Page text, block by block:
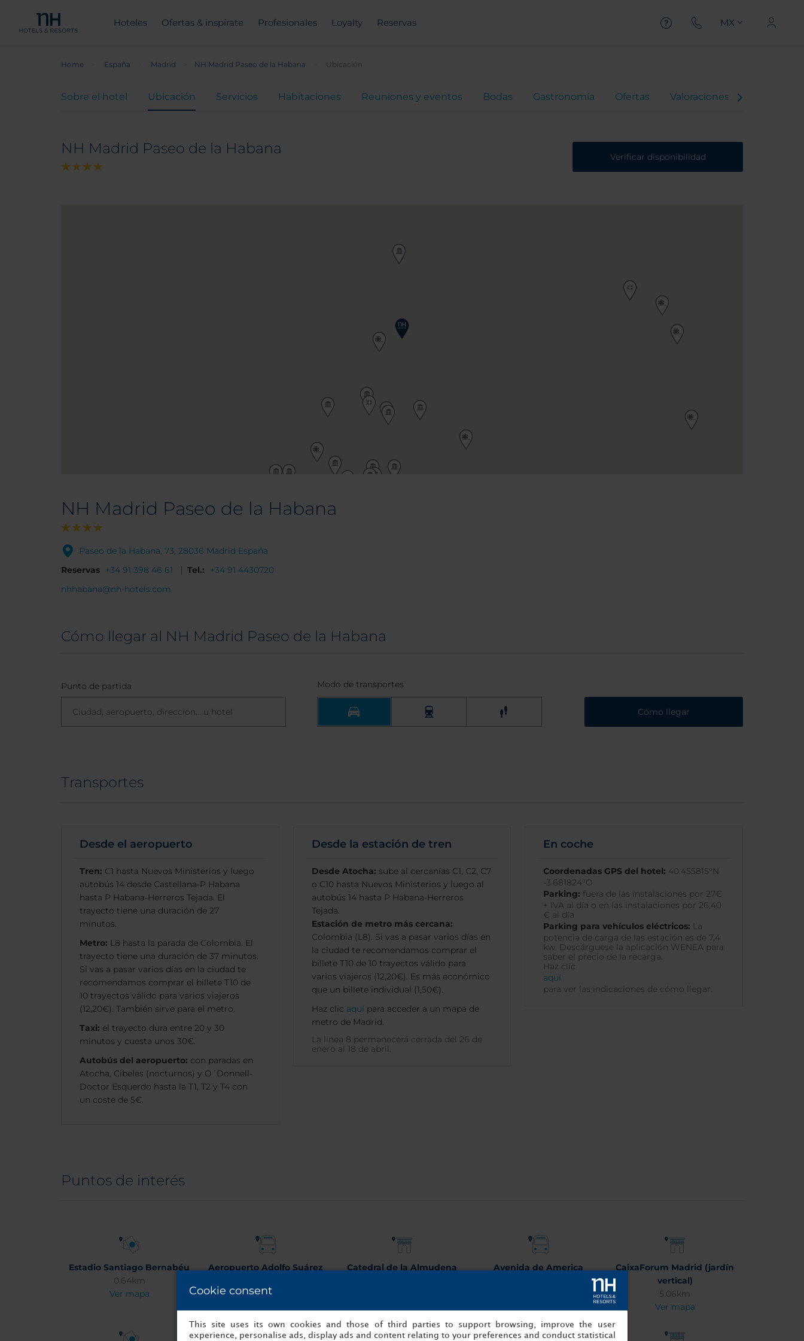
Hoteles Ofertas & inspírate Profesionales Loyalty Reservas MX
Home España Madrid NH Madrid Paseo de la Habana Ubicación
Sobre el hotel Ubicación Servicios Habitaciones Reuniones y eventos Bodas Gastronomía Ofertas Valoraciones
NH Madrid Paseo de la Habana Verificar disponibilidad
NH Madrid Paseo de la Habana
Paseo de la Habana, 73, 28036 Madrid España
Reservas +34 91 398 46 61 Tel.:
+34 91 4430720
nhhabana@nh-hotels.com
Cómo llegar al NH Madrid Paseo de la Habana
Punto de partida Modo de transportes
Cómo llegar
Transportes
Desde el aeropuerto
Tren: C1 hasta Nuevos Ministerios y luego
autobús 14 desde Castellana-P Habana
hasta P Habana-Herreros Tejada. El
trayecto tiene una duración de 27
minutos.
Metro: L8 hasta la parada de Colombia. El
trayecto tiene una duración de 37 minutos.
Si vas a pasar varios días en la ciudad te
recomendamos comprar el billete T10 de
10 trayectos válido para varios viajeros
(12,20€). También sirve para el metro.
Taxi: el trayecto dura entre 20 y 30
minutos y cuesta unos 30€.
Autobús del aeropuerto: con paradas en
Atocha, Cibeles (nocturnos) y O´Donnell-
Doctor Esquerdo hasta la T1, T2 y T4 con
un coste de 5€.
Desde la estación de tren
Desde Atocha: sube al cercanías C1, C2, C7
o C10 hasta Nuevos Ministerios y luego al
autobús 14 hasta P Habana-Herreros
Tejada.
Estación de metro más cercana:
Colombia (L8). Si vas a pasar varios días en
la ciudad te recomendamos comprar el
billete T10 de 10 trayectos válido para
varios viajeros (12,20€). Es más económico
que un billete individual (1,50€).
Haz clic aquí para acceder a un mapa de
metro de Madrid.
La línea 8 permanecerá cerrada del 26 de
enero al 18 de abril.
En coche
Coordenadas GPS del hotel: 40.455815°N
-3.681824°O
Parking: fuera de las instalaciones por 27€
+ IVA al día o en las instalaciones por 26,40
€ al día
Parking para vehículos eléctricos: La
potencia de carga de las estación es de 7,4
kw. Descárguese la aplicación WENEA para
saber el precio de la recarga.
Haz clic
aquí
para ver las indicaciones de cómo llegar.
Puntos de interés
Estadio Santiago Bernabéu
0.64km
Ver mapa
Aeropuerto Adolfo Suárez
10.4km
Catedral de la Almudena
Avenida de America
CaixaForum Madrid (jardín
vertical)
5.06km
Ver mapa
Cookie consent
This site uses its own cookies and those of third parties to support browsing, improve the user
experience, personalise ads, display ads and content relating to your preferences and conduct statistical